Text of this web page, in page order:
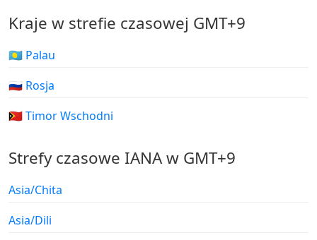
Kraje w strefie czasowej GMT+9
🇵🇼 Palau
🇷🇺 Rosja
🇹🇱 Timor Wschodni
Strefy czasowe IANA w GMT+9
Asia/Chita
Asia/Dili